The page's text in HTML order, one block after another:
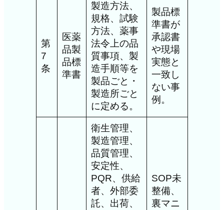
第
7
条
医薬
品製
品標
準書
製造方法、
規格、試験
方法、薬事
法令上の品
質事項、製
造手順等を
製品ごと・
製造所ごと
に定める。
製品標
準書が
承認書
や現場
実態と
一致し
ない事
例。
衛生管理、
製造管理、
品質管理、
安定性、
PQR、供給
者、外部委
託、出荷、
SOP未
整備、
裏マニ